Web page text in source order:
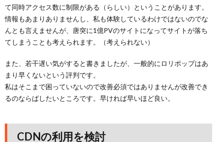
て同時アクセス数に制限がある（らしい）ということがあります。
情報もあまりありませんし、私も体験しているわけではないのでな
んとも言えませんが、唐突に1億PVのサイトになってサイトが落ち
てしまうことも考えられます。（考えられない）
また、若干遅い気がすると書きましたが、一般的にロリポップはあ
まり早くないという評判です。
私はそこまで困っていないので改善必須ではありませんが改善でき
るのならばしたいところです。早ければ早いほど良い。
CDNの利用を検討